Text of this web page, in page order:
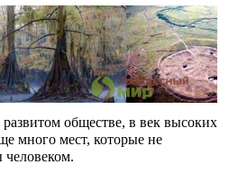
обществе, в век высоких
много мест, которые не
человеком.